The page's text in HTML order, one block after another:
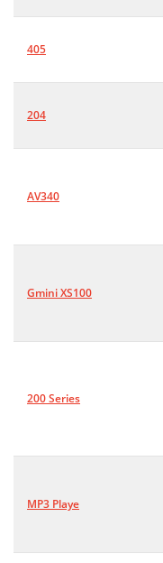
405
204
AV340
Gmini XS100
200 Series
MP3 Playe